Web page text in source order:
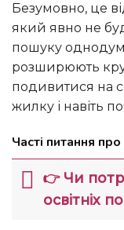
Безумовно, це
який явно не
пошуку
розширюють
подивитися на
жилку і навіть
Часті питання
👉 Чи
освітніх